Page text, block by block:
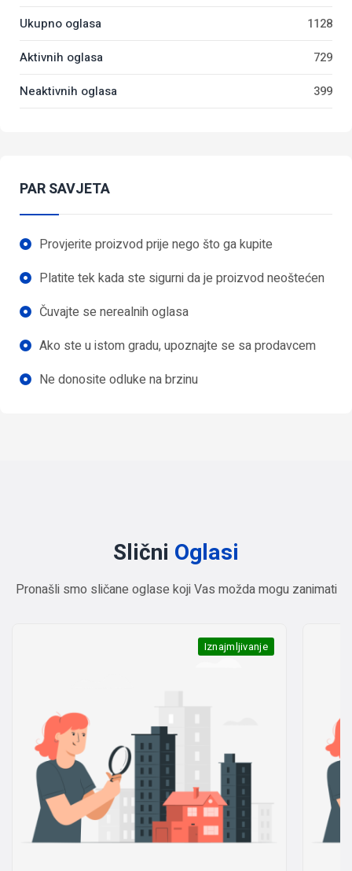
Ukupno oglasa
1128
Aktivnih oglasa
729
Neaktivnih oglasa
399
PAR SAVJETA
Provjerite proizvod prije nego što ga kupite
Platite tek kada ste sigurni da je proizvod neoštećen
Čuvajte se nerealnih oglasa
Ako ste u istom gradu, upoznajte se sa prodavcem
Ne donosite odluke na brzinu
Slični Oglasi
Pronašli smo sličane oglase koji Vas možda mogu zanimati
Iznajmljivanje